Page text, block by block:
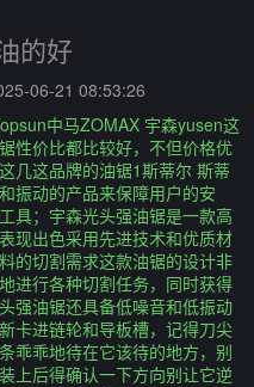
的好
06-21 08:53:26
中马ZOMAX 宇森yusen这
性价比都比较好，不但价格优
几这品牌的油锯1斯蒂尔 斯蒂
振动的产品来保障用户的安
具；宇森光头强油锯是一款高
现出色采用先进技术和优质材
的切割需求这款油锯的设计非
进行各种切割任务，同时获得
强油锯还具备低噪音和低振动
卡进链轮和导板槽，记得刀尖
乖乖地待在它该待的地方，别
上后得确认一下方向别让它逆